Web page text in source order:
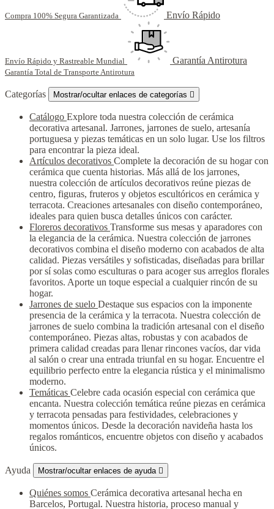
Compra 100% Segura Garantizada Envío Rápido
Envío Rápido y Rastreable Mundial Garantía Antirotura
Garantía Total de Transporte Antirotura
Categorías Mostrar/ocultar enlaces de categorías 
Catálogo Explore toda nuestra colección de cerámica
decorativa artesanal. Jarrones, jarrones de suelo, artesanía
portuguesa y piezas temáticas en un solo lugar. Use los filtros
para encontrar la pieza ideal.
Artículos decorativos Complete la decoración de su hogar con
cerámica que cuenta historias. Más allá de los jarrones,
nuestra colección de artículos decorativos reúne piezas de
centro, figuras, fruteros y objetos escultóricos en cerámica y
terracota. Creaciones artesanales con diseño contemporáneo,
ideales para quien busca detalles únicos con carácter.
Floreros decorativos Transforme sus mesas y aparadores con
la elegancia de la cerámica. Nuestra colección de jarrones
decorativos combina el diseño moderno con acabados de alta
calidad. Piezas versátiles y sofisticadas, diseñadas para brillar
por sí solas como esculturas o para acoger sus arreglos florales
favoritos. Aporte un toque especial a cualquier rincón de su
hogar.
Jarrones de suelo Destaque sus espacios con la imponente
presencia de la cerámica y la terracota. Nuestra colección de
jarrones de suelo combina la tradición artesanal con el diseño
contemporáneo. Piezas altas, robustas y con acabados de
primera calidad creadas para llenar rincones vacíos, dar vida
al salón o crear una entrada triunfal en su hogar. Encuentre el
equilibrio perfecto entre la elegancia rústica y el minimalismo
moderno.
Temáticas Celebre cada ocasión especial con cerámica que
encanta. Nuestra colección temática reúne piezas en cerámica
y terracota pensadas para festividades, celebraciones y
momentos únicos. Desde la decoración navideña hasta los
regalos románticos, encuentre objetos con diseño y acabados
únicos.
Ayuda Mostrar/ocultar enlaces de ayuda 
Quiénes somos Cerámica decorativa artesanal hecha en
Barcelos, Portugal. Nuestra historia, proceso manual y